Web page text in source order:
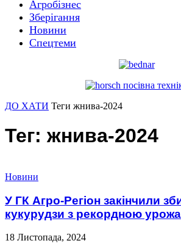
Агробізнес
Зберігання
Новини
Спецтеми
ДО ХАТИ Теги жнива-2024
Тег: жнива-2024
Новини
У ГК Агро-Регіон закінчили
кукурудзи з рекордною
18 Листопада, 2024